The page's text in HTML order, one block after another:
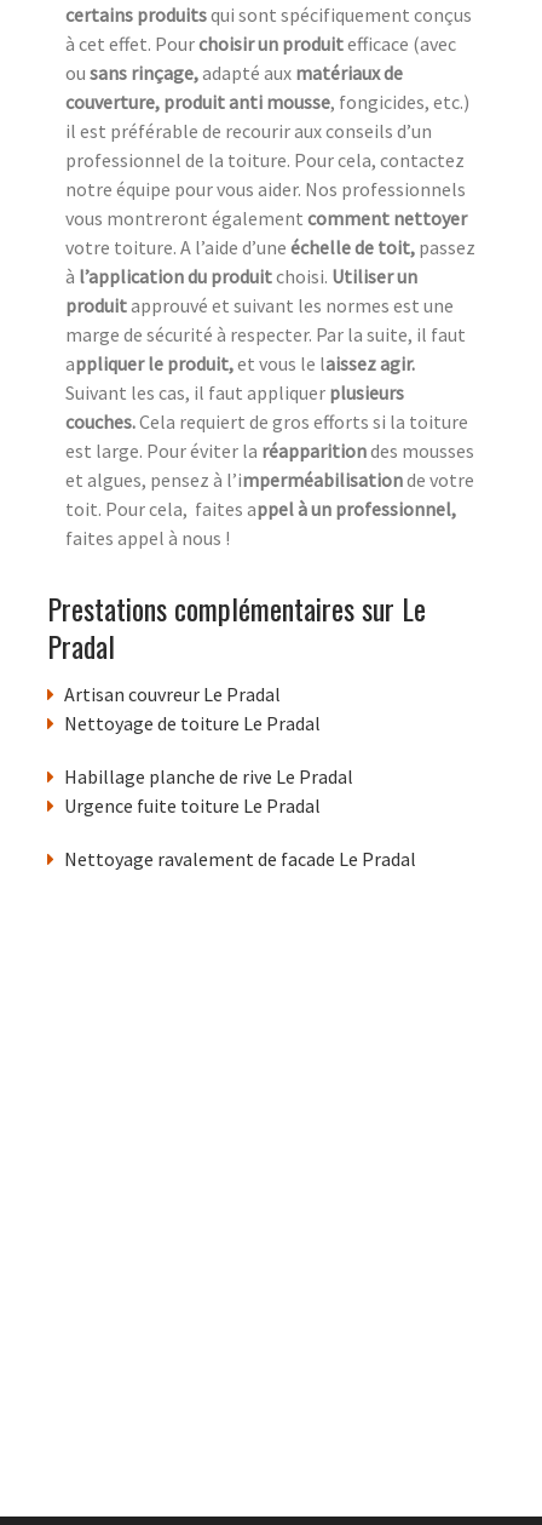
certains produitsqui sont spécifiquement conçus
à cet effet. Pourchoisir un produitefficace (avec
ou sans rinçage,adapté aux matériaux de
couverture, produit anti mousse, fongicides, etc.)
il est préférable de recourir aux conseils d’un
professionnel de la toiture. Pour cela, contactez
notre équipe pour vous aider. Nos professionnels
vous montreront également comment nettoyer
votre toiture. A l’aide d’une échelle de toit, passez
à l’application du produitchoisi. Utiliser un
produitapprouvé et suivant les normes est une
marge de sécurité à respecter. Par la suite, il faut
appliquer le produit,et vous le laissez agir.
Suivant les cas, il faut appliquer plusieurs
couches.Cela requiert de gros efforts si la toiture
est large. Pour éviter la réapparitiondes mousses
et algues, pensez à l’imperméabilisationde votre
toit. Pour cela, faites appel à un professionnel,
faites appel à nous !
Prestations complémentaires sur Le
Pradal
Artisan couvreur Le Pradal
Nettoyage de toiture Le Pradal
Habillage planche de rive Le Pradal
Urgence fuite toiture Le Pradal
Nettoyage ravalement de facade Le Pradal